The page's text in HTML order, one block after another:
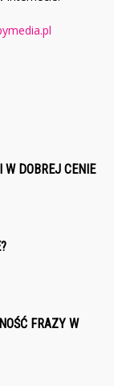
DOBREJ CENIE
FRAZY W